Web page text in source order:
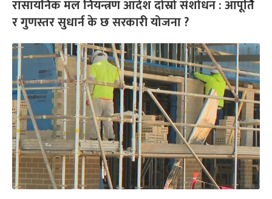
रासायनिक मल नियन्त्रण आदेश दोस्रो संशोधन : आपूर्ति
र गुणस्तर सुधार्न के छ सरकारी योजना ?